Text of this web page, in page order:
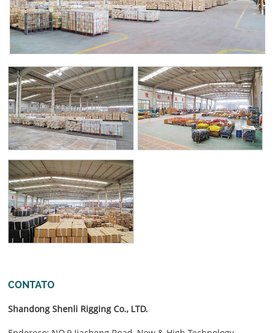
CONTATO
Shandong Shenli Rigging Co., LTD.